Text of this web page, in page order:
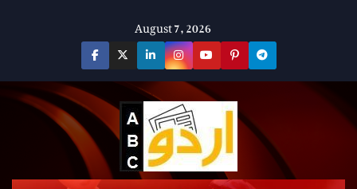
August 7, 2026